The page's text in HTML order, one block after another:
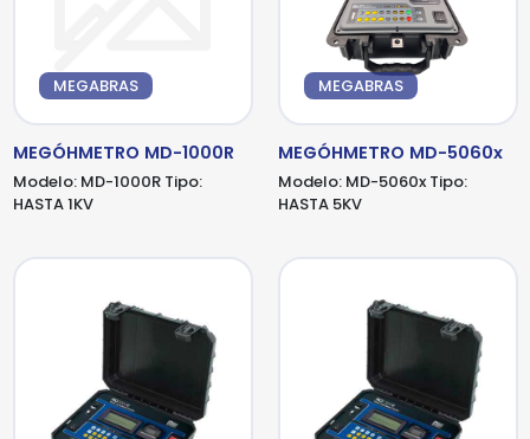
MEGABRAS
MEGÓHMETRO MD-1000R
Modelo: MD-1000RTipo:
HASTA 1KV
MEGABRAS
MEGÓHMETRO MD-5060x
Modelo: MD-5060xTipo:
HASTA 5KV